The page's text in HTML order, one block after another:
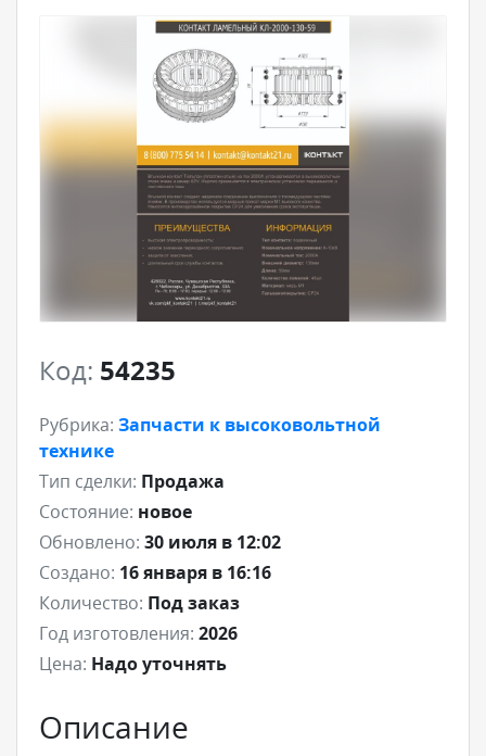
Код: 54235
Рубрика: Запчасти к высоковольтной
технике
Тип сделки: Продажа
Состояние: новое
Обновлено: 30 июля в 12:02
Создано: 16 января в 16:16
Количество: Под заказ
Год изготовления: 2026
Цена: Надо уточнять
Описание